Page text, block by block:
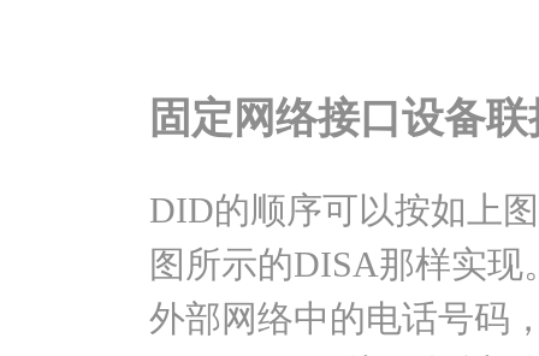
固定网络接口设备联
DID的顺序可以按如上
图所示的DISA那样实
外部网络中的电话号码